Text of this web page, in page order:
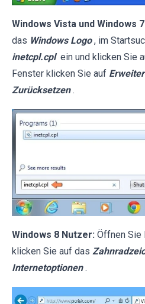
Windows Vista und Windows
das Windows Logo , im
inetcpl.cpl ein und klicken Sie
Fenster klicken Sie auf
Zurücksetzen .
Windows 8 Nutzer: Öffnen Sie
klicken Sie auf das
Internetoptionen .